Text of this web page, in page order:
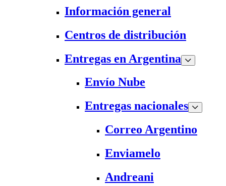
Información general
Centros de distribución
Entregas en Argentina
Envío Nube
Entregas nacionales
Correo Argentino
Enviamelo
Andreani